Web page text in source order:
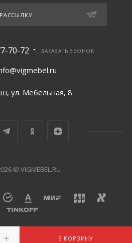
В КОРЗИНУ
70-72 ЗАКАЗАТЬ ЗВОНОК
ул. Мебельная, 8
© VIGMEBEL.RU